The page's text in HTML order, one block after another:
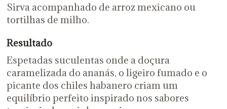
Sirva acompanhado de arroz mexicano ou
tortilhas de milho.
Resultado
Espetadas suculentas onde a doçura
caramelizada do ananás, o ligeiro fumado e o
picante dos chiles habanero criam um
equilíbrio perfeito inspirado nos sabores